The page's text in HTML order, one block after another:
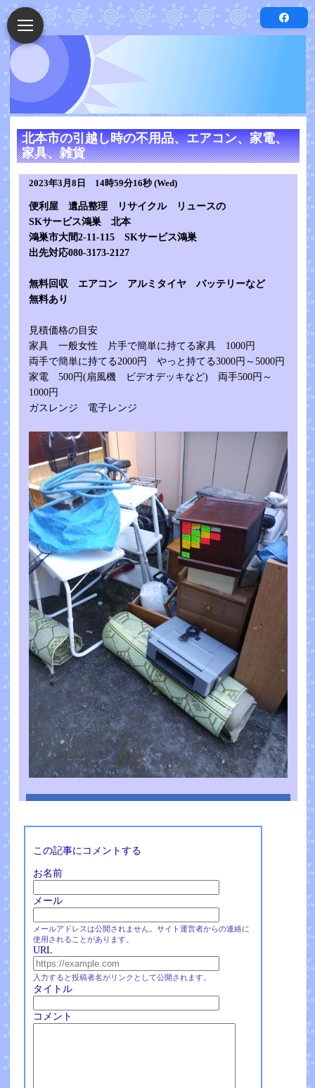
北本市の引越し時の不用品、エアコン、家電、
家具、雑貨
2023年3月8日 14時59分16秒 (Wed)
便利屋 遺品整理 リサイクル リュースの
SKサービス鴻巣 北本
鴻巣市大間2-11-115 SKサービス鴻巣
出先対応080-3173-2127
無料回収 エアコン アルミタイヤ バッテリーなど
無料あり
見積価格の目安
家具 一般女性 片手で簡単に持てる家具 1000円
両手で簡単に持てる2000円 やっと持てる3000円～5000円
家電 500円(扇風機 ビデオデッキなど) 両手500円～
1000円
ガスレンジ 電子レンジ
この記事にコメントする
お名前
メール
メールアドレスは公開されません。サイト運営者からの連絡に
使用されることがあります。
URL
入力すると投稿者名がリンクとして公開されます。
タイトル
コメント